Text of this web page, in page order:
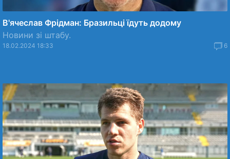
В'ячеслав Фрідман: Бразильці їдуть додому
Новини зі штабу.
18.02.2024 18:33 6